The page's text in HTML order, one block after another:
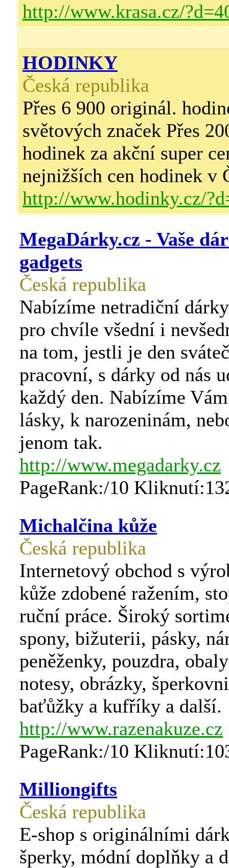
http://www.krasa.cz/
HODINKY
Česká republika
Přes 6 900 originál.
světových značek Přes
hodinek za akční super
nejnižších cen hodinek v
http://www.hodinky.cz/
MegaDárky.cz - Vaše
gadgets
Česká republika
Nabízíme netradiční
pro chvíle všední i
na tom, jestli je den
pracovní, s dárky od nás
každý den. Nabízíme
lásky, k narozeninám,
jenom tak.
http://www.megadarky.cz
PageRank:/10
Michalčina kůže
Česká republika
Internetový obchod s
kůže zdobené ražením,
ruční práce. Široký
spony, bižuterii, pásky,
peněženky, pouzdra,
notesy, obrázky,
baťůžky a kufříky a další.
http://www.razenakuze.cz
PageRank:/10
Milliongifts
Česká republika
E-shop s originálními
šperky, módní doplňky a